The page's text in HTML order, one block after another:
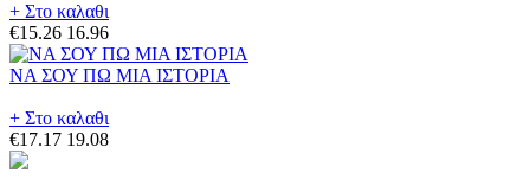
+ Στο καλαθι
€15.26 16.96
ΝΑ ΣΟΥ ΠΩ ΜΙΑ ΙΣΤΟΡΙΑ
+ Στο καλαθι
€17.17 19.08